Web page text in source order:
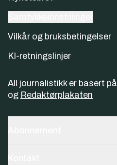
Vilkår og bruksbetingelser
KI-retningslinjer
All journalistikk er basert på
og Redaktørplakaten